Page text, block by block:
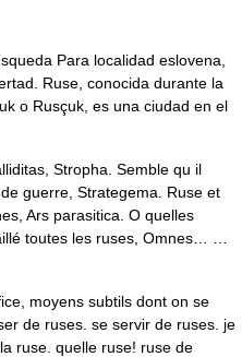
Para localidad eslovena,
Ruse, conocida durante la
o Rusçuk, es una ciudad en el
Stropha. Semble qu il
guerre, Strategema. Ruse et
Ars parasitica. O quelles
toutes les ruses, Omnes… …
moyens subtils dont on se
de ruses. se servir de ruses. je
ruse. quelle ruse! ruse de